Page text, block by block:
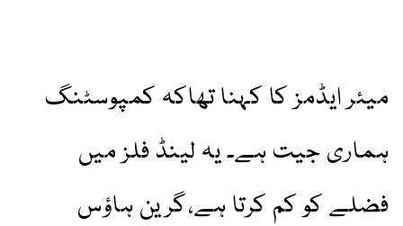
میئر ایڈمز کا کہنا تھاکہ کمپوسٹنگ
ہماری جیت ہے۔ یہ لینڈ فلز میں
فضلے کو کم کرتا ہے،گرین ہاؤس